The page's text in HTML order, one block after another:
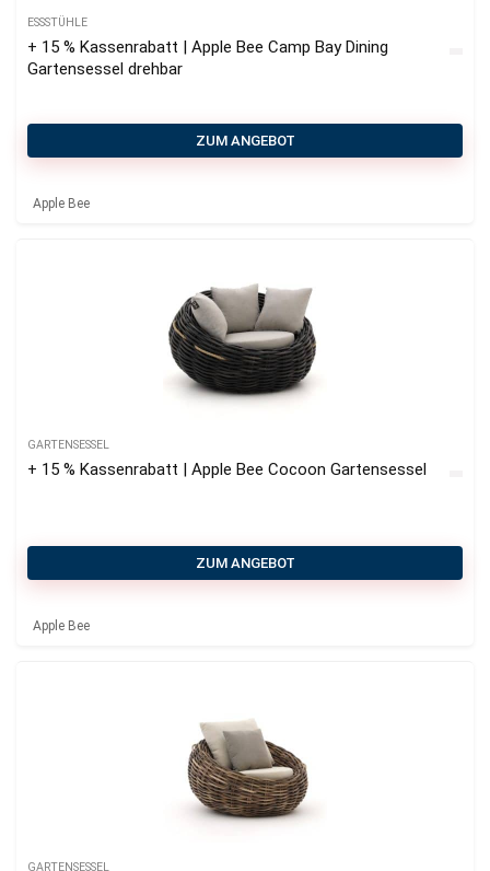
ESSSTÜHLE
+ 15 % Kassenrabatt | Apple Bee Camp Bay Dining
Gartensessel drehbar
ZUM ANGEBOT
Apple Bee
GARTENSESSEL
+ 15 % Kassenrabatt | Apple Bee Cocoon Gartensessel
ZUM ANGEBOT
Apple Bee
GARTENSESSEL